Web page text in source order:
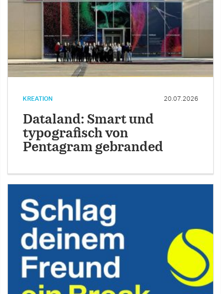
KREATION 20.07.2026
Dataland: Smart und
typografisch von
Pentagram gebranded